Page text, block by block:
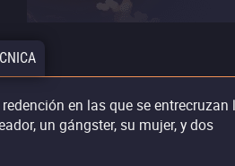
en las que se entrecruzan
un gángster, su mujer, y dos